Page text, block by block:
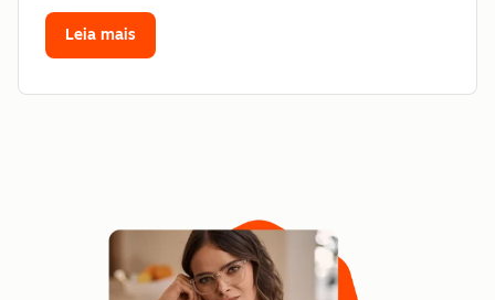
Leia mais